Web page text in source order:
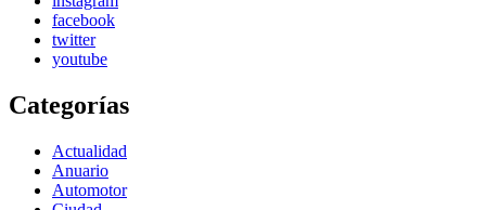
facebook
twitter
youtube
Categorías
Actualidad
Anuario
Automotor